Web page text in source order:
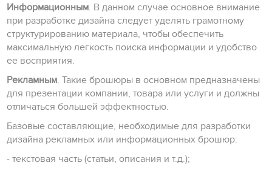
Информационным. В данном случае основное внимание
при разработке дизайна следует уделять грамотному
структурированию материала, чтобы обеспечить
максимальную легкость поиска информации и удобство
ее восприятия.
Рекламным. Такие брошюры в основном предназначены
для презентации компании, товара или услуги и должны
отличаться большей эффектностью.
Базовые составляющие, необходимые для разработки
дизайна рекламных или информационных брошюр:
- текстовая часть (статьи, описания и т.д.);